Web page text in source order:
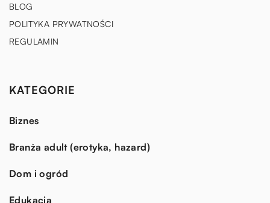
BLOG
POLITYKA PRYWATNOŚCI
REGULAMIN
KATEGORIE
Biznes
Branża adult (erotyka, hazard)
Dom i ogród
Edukacja